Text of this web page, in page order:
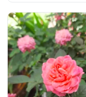
nhật không chỉ là
thấu [...]